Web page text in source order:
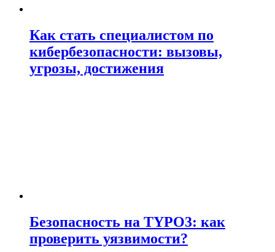
Как стать специалистом по
кибербезопасности: вызовы,
угрозы, достижения
Безопасность на TYPO3: как
проверить уязвимости?